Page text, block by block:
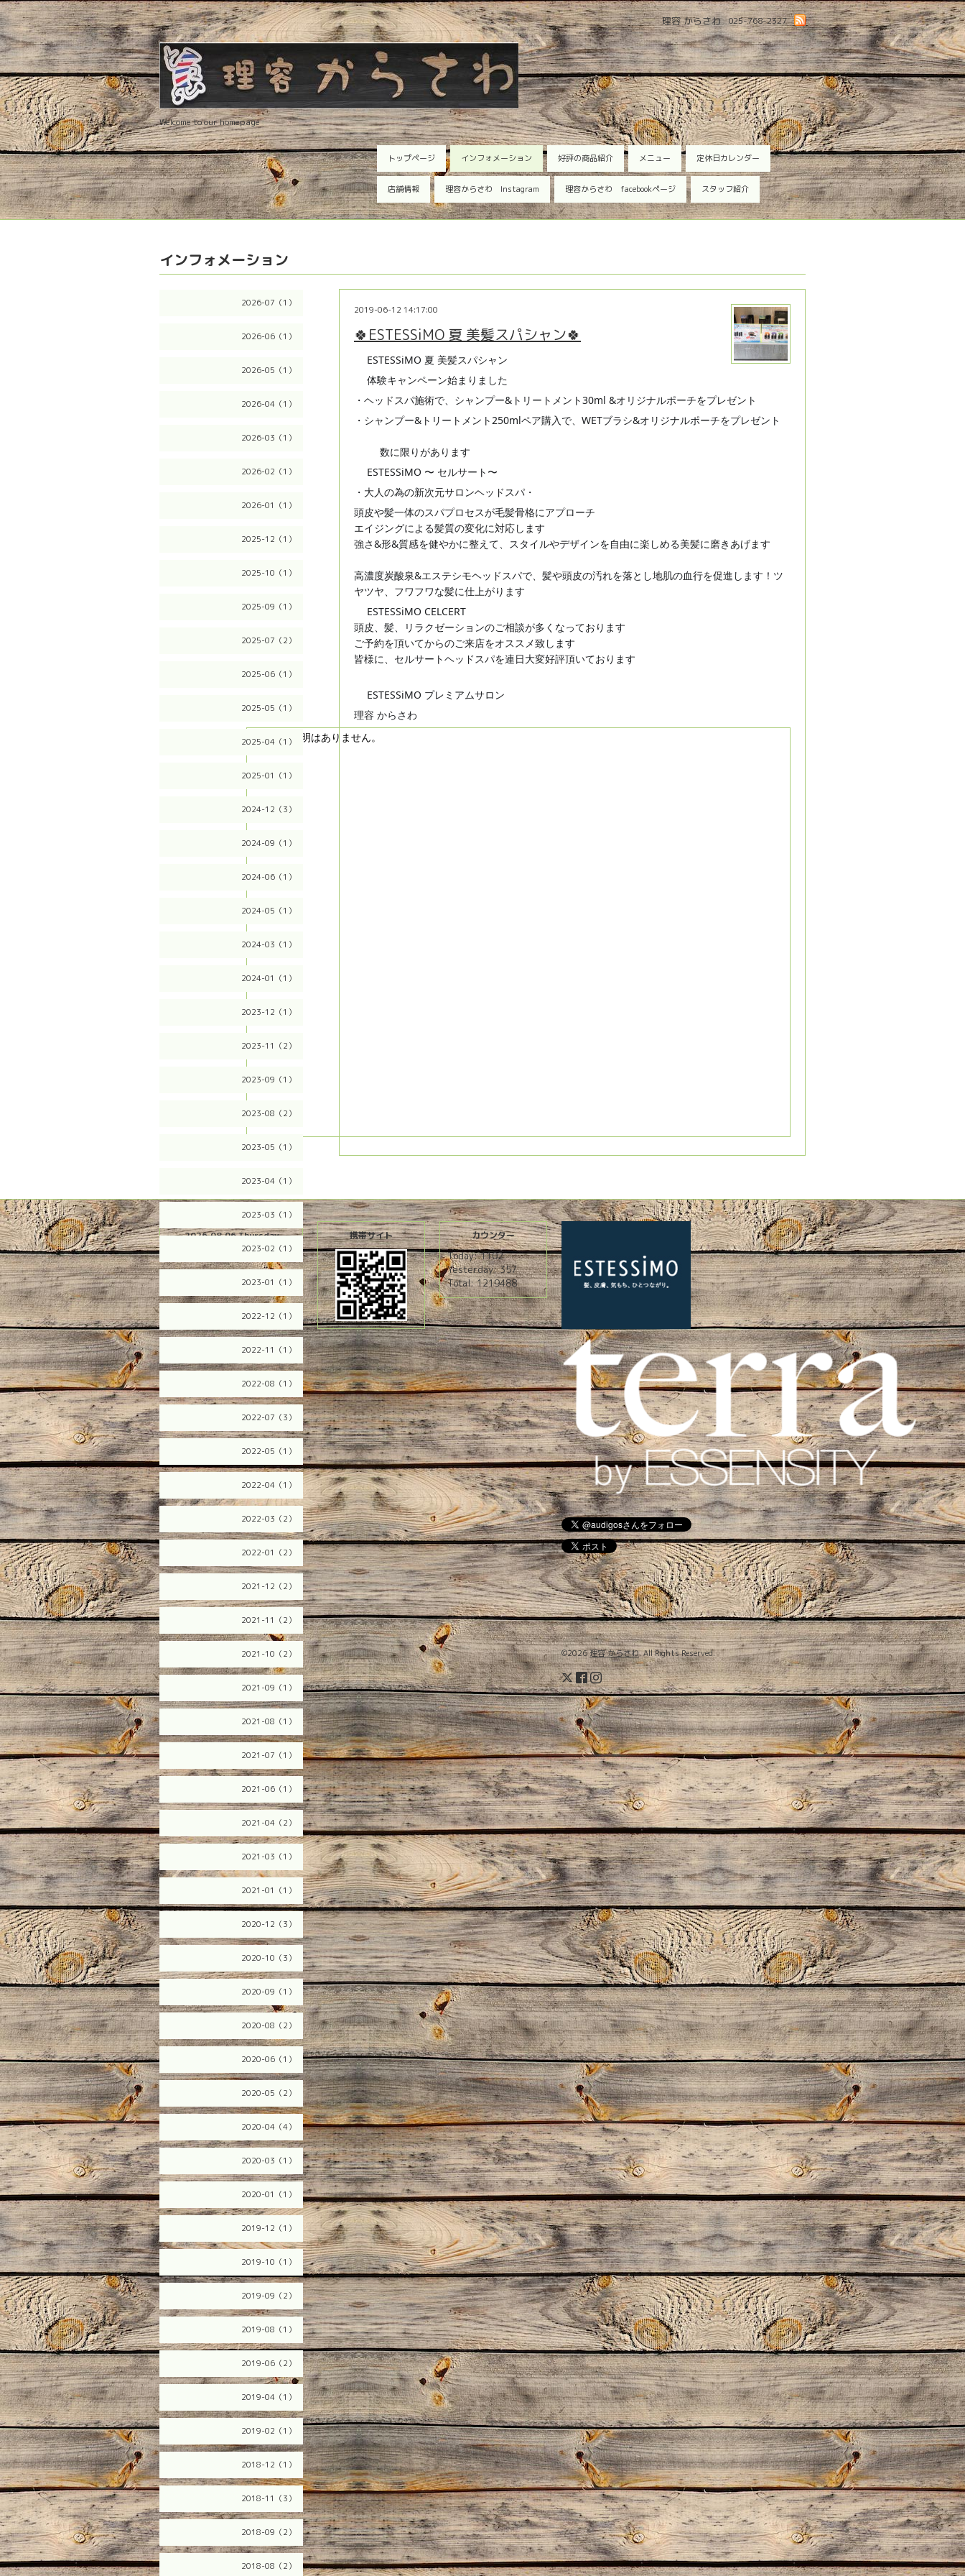
025-768-2327
理容 からさわ
Welcome to our homepage
トップページ インフォメーション 好評の商品紹介 メニュー 定休日カレンダー
店舗情報 理容からさわ Instagram 理容からさわ facebookページ スタッフ紹介
2026-07（1）
2026-06（1）
2026-05（1）
2026-04（1）
2026-03（1）
2026-02（1）
2026-01（1）
2025-12（1）
2025-10（1）
2025-09（1）
2025-07（2）
2025-06（1）
2025-05（1）
2025-04（1）
2025-01（1）
2024-12（3）
2024-09（1）
2024-06（1）
2024-05（1）
2024-03（1）
2024-01（1）
2023-12（1）
2023-11（2）
2023-09（1）
2023-08（2）
2023-05（1）
2023-04（1）
2023-03（1）
2023-02（1）
2023-01（1）
2022-12（1）
2022-11（1）
2022-08（1）
2022-07（3）
2022-05（1）
2022-04（1）
2022-03（2）
2022-01（2）
2021-12（2）
2021-11（2）
2021-10（2）
2021-09（1）
2021-08（1）
2021-07（1）
2021-06（1）
2021-04（2）
2021-03（1）
2021-01（1）
2020-12（3）
2020-10（3）
2020-09（1）
2020-08（2）
2020-06（1）
2020-05（2）
2020-04（4）
2020-03（1）
2020-01（1）
2019-12（1）
2019-10（1）
2019-09（2）
2019-08（1）
2019-06（2）
2019-04（1）
2019-02（1）
2018-12（1）
2018-11（3）
2018-09（2）
2018-08（2）
インフォメーション
2019-06-12 14:17:00
🍀ESTESSiMO 夏 美髪スパシャン🍀
ESTESSiMO 夏 美髪スパシャン
体験キャンペーン始まりました
・ヘッドスパ施術で、シャンプー&トリートメント30ml &オリジナルポーチをプレゼント
・シャンプー&トリートメント250mlペア購入で、WETブラシ&オリジナルポーチをプレゼント
数に限りがあります
ESTESSiMO 〜 セルサート〜
・大人の為の新次元サロンヘッドスパ・
頭皮や髪一体のスパプロセスが毛髪骨格にアプローチ
エイジングによる髪質の変化に対応します
強さ&形&質感を健やかに整えて、スタイルやデザインを自由に楽しめる美髪に磨きあげます
高濃度炭酸泉&エステシモヘッドスパで、髪や頭皮の汚れを落とし地肌の血行を促進します！ツ
ヤツヤ、フワフワな髪に仕上がります
ESTESSiMO CELCERT
頭皮、髪、リラクゼーションのご相談が多くなっております
ご予約を頂いてからのご来店をオススメ致します
皆様に、セルサートヘッドスパを連日大変好評頂いております
ESTESSiMO プレミアムサロン
理容 からさわ
2026.08.06 Thursday 携帯サイト カウンター
Today:1102
Yesterday:357
Total:1219488
©2026理容 からさわ. All Rights Reserved.